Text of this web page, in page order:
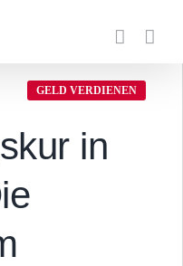
GELD VERDIENEN
in